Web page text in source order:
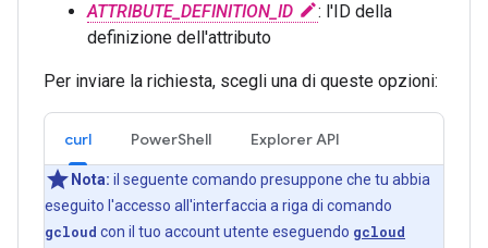
ATTRIBUTE_DEFINITION_ID
: l'ID della
definizione dell'attributo
Per inviare la richiesta, scegli una di queste opzioni:
curl PowerShell Explorer API
Nota: il seguente comando presuppone che tu abbia
eseguito l'accesso all'interfaccia a riga di comando
gcloud con il tuo account utente eseguendo gcloud